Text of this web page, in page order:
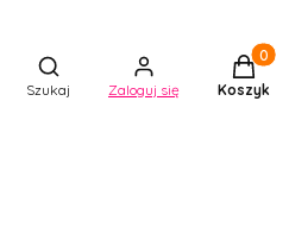
Otwórz wyszukiwarkę
Szukaj Zaloguj się Koszyk